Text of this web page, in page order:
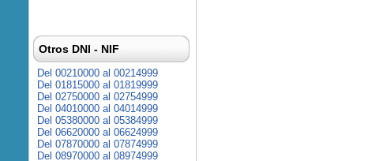
Otros DNI - NIF
Del 00210000 al 00214999
Del 01815000 al 01819999
Del 02750000 al 02754999
Del 04010000 al 04014999
Del 05380000 al 05384999
Del 06620000 al 06624999
Del 07870000 al 07874999
Del 08970000 al 08974999